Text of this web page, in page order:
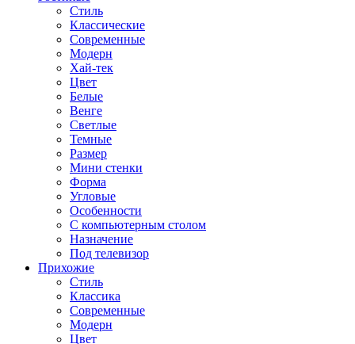
Стиль
Классические
Современные
Модерн
Хай-тек
Цвет
Белые
Венге
Светлые
Темные
Размер
Мини стенки
Форма
Угловые
Особенности
С компьютерным столом
Назначение
Под телевизор
Прихожие
Стиль
Классика
Современные
Модерн
Цвет